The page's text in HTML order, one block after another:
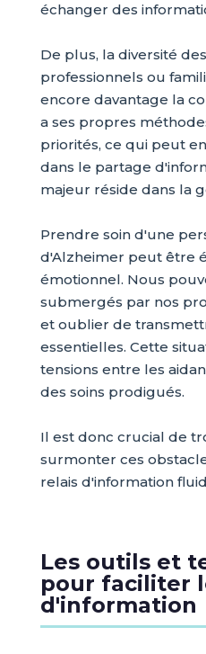
échanger des
De plus, la diversité
professionnels ou
encore davantage la
a ses propres
priorités, ce qui peut
dans le partage
majeur réside dans la
Prendre soin d'une
d'Alzheimer peut être
émotionnel. Nous
submergés par nos
et oublier de
essentielles. Cette
tensions entre les
des soins prodigués.
Il est donc crucial de
surmonter ces
relais d'information
Les outils et
pour faciliter
d'information